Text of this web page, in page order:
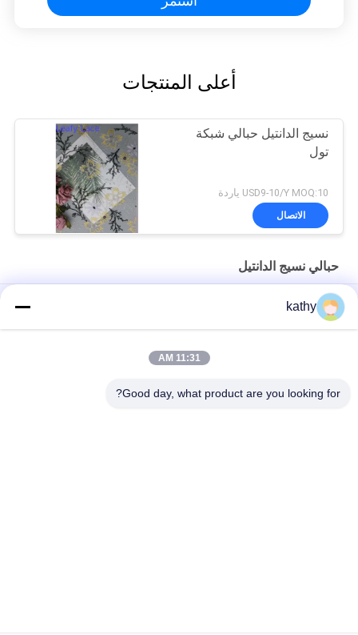
أعلى المنتجات
نسيج الدانتيل حبالي شبكة
تول
USD9-10/Y MOQ:10 ياردة
الاتصال
حبالي نسيج الدانتيل
تصميم فاخر من القماش المطريز من القماش المزود بالخيوط
Cord Lace Fabric High Luxary Hollow-up for Elegant Bridal
kathy
11:31 AM
Good day, what product are you looking for?